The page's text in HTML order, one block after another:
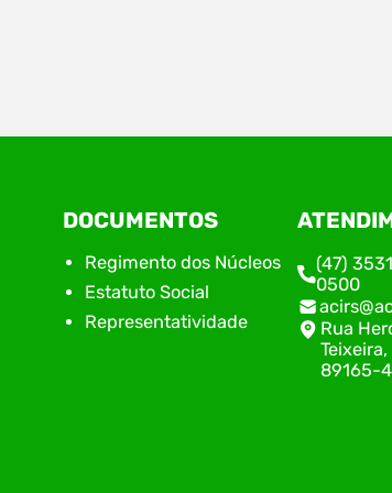
Inovação da Associação Empresarial de Rio do
Inovação Transforma.”, destacando…
DOCUMENTOS
Regimento dos Núcleos
Estatuto Social
Representatividade
(47)
0500
Rua
89165-